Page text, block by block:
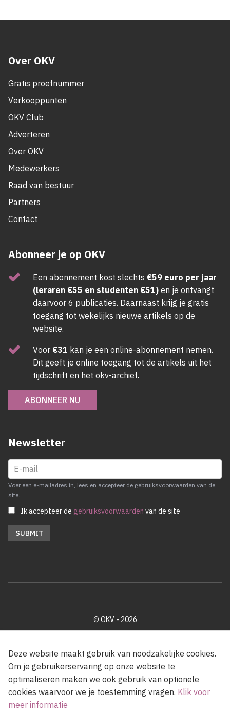
Over OKV
Gratis proefnummer
Verkooppunten
OKV Club
Adverteren
Over OKV
Medewerkers
Raad van bestuur
Partners
Contact
Abonneer je op OKV
Een abonnement kost slechts €59 euro per jaar
(leraren €55 en studenten €51) en je ontvangt
daarvoor 6 publicaties. Daarnaast krijg je gratis
toegang tot wekelijks nieuwe artikels op de
website.
Voor €31 kan je een online-abonnement nemen.
Dit geeft je online toegang tot de artikels uit het
tijdschrift en het okv-archief.
ABONNEER NU
Newsletter
Voer een e-mailadres in, lees en accepteer de gebruiksvoorwaarden van de
site.
Ik accepteer de gebruiksvoorwaarden van de site
© OKV - 2026
Met steun van de Vlaamse Gemeenschap
Deze website maakt gebruik van noodzakelijke cookies.
Om je gebruikerservaring op onze website te
optimaliseren maken we ook gebruik van optionele
cookies waarvoor we je toestemming vragen. Klik voor
meer informatie